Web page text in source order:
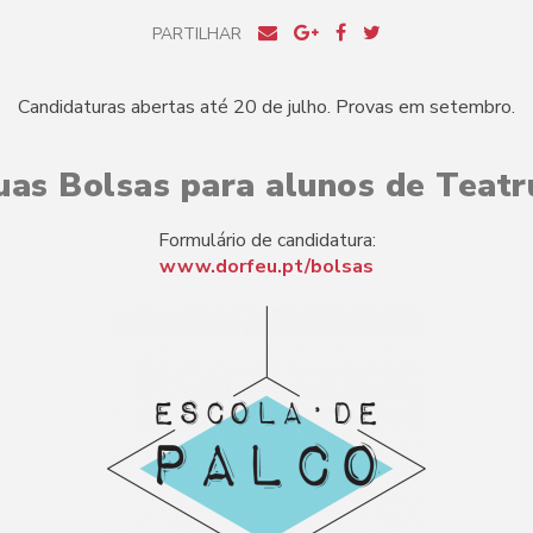
PARTILHAR
Candidaturas abertas até 20 de julho. Provas em setembro.
Bolsas para alunos de
Formulário de candidatura:
www.dorfeu.pt/bolsas